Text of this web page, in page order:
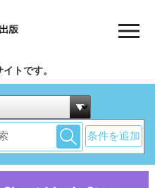
トです。
条件を追加